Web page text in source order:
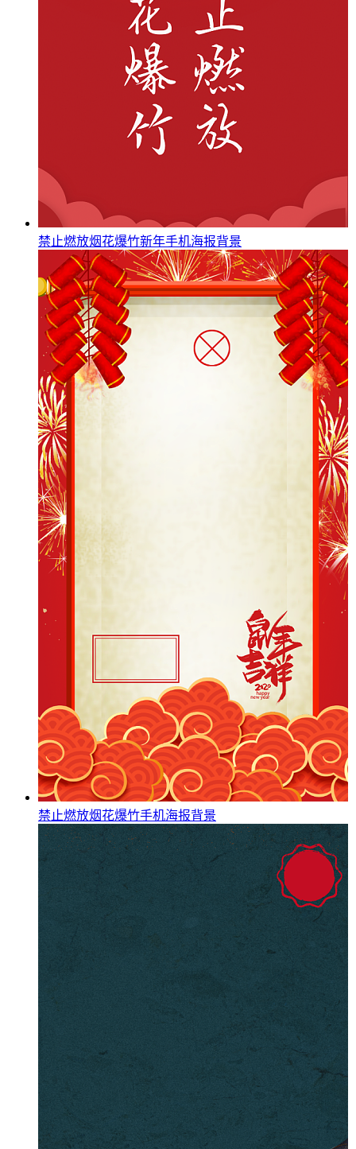
禁止燃放烟花爆竹新年手机海报背景
禁止燃放烟花爆竹手机海报背景